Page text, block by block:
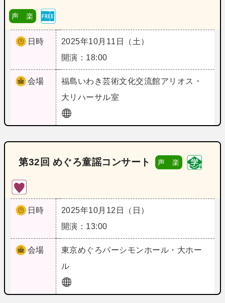
声 楽
日時
2025年10月11日（土）
開演：18:00
会場 福島いわき芸術文化交流館アリオス・
大リハーサル室
第32回 めぐろ童謡コンサート 声 楽
日時
2025年10月12日（日）
開演：13:00
会場 東京めぐろパーシモンホール・大ホー
ル